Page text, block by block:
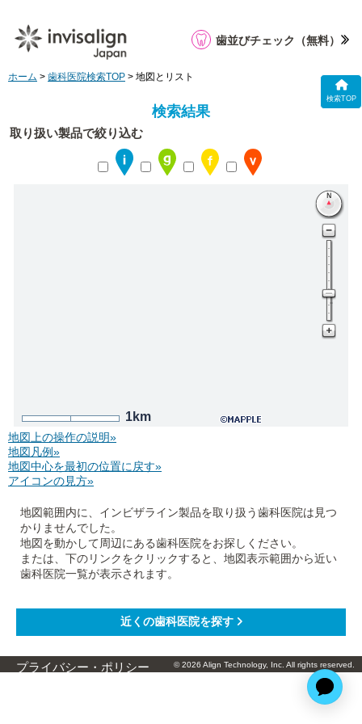
検索TOP
歯並びチェック （無料）
ホーム > 歯科医院検索TOP > 地図とリスト
検索結果
取り扱い製品で絞り込む
1km
地図上の操作の説明»
地図凡例»
地図中心を最初の位置に戻す»
アイコンの見方»
地図範囲内に、インビザライン製品を取り扱う歯科医院は見つ
かりませんでした。
地図を動かして周辺にある歯科医院をお探しください。
または、下のリンクをクリックすると、地図表示範囲から近い
歯科医院一覧が表示されます。
プライバシー・ポリシー © 2026 Align Technology, Inc. All rights reserved.